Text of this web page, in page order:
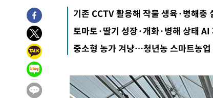
-31654초 전 >
"여기 떨어졌다"…다누리, 스페이스X 로켓 달 충돌
-28699초 전 > 손흥민, 5경기 연속골 실패…LAFC는 승부차기 끝
-21300초 전 >
내일까지 39도 '펄펄'…기상청 "태풍 지나며 폭염
-20937초 전 >
트럼프, 한국계 진보 주지사 후보 맹공…"공산주
-20915초 전 >
-17435초 전 >
[속보]산업장관 "李정부, 원전 반대 안해…안정 전
-16132초 전 >
[속보]경찰, '홍명보 선임 논란' 대한축구협회·축
기존 CCTV 활용해 작물 생육·병해충
토마토·딸기 성장·개화·병해 상태 AI
중소형 농가 겨냥…청년농 스마트농업